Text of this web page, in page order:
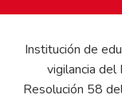
Institución de
vigilancia del
Resolución 58